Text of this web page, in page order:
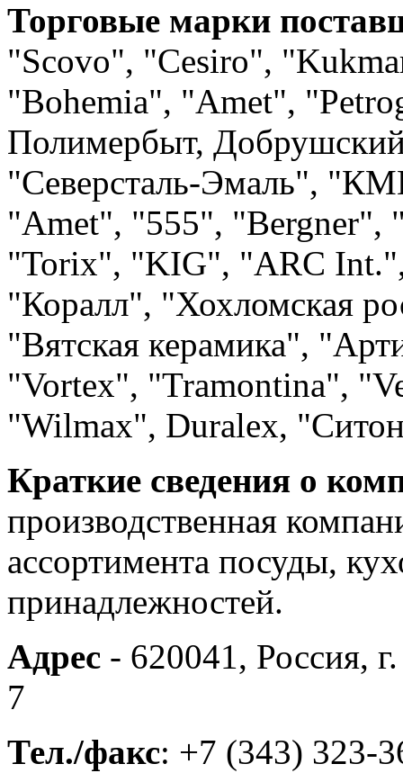
Торговые марки
"Scovo", "Cesiro",
"Bohemia", "Amet",
Полимербыт,
"Северсталь-Эмаль",
"Amet", "555", "Bergner",
"Torix", "KIG", "ARC
"Коралл", "Хохломская
"Вятская керамика",
"Vortex", "Tramontina",
"Wilmax", Duralex,
Краткие сведения о
производственная
ассортимента посуды,
принадлежностей.
Адрес - 620041, Россия,
7
Тел./факс: +7 (343) 323-